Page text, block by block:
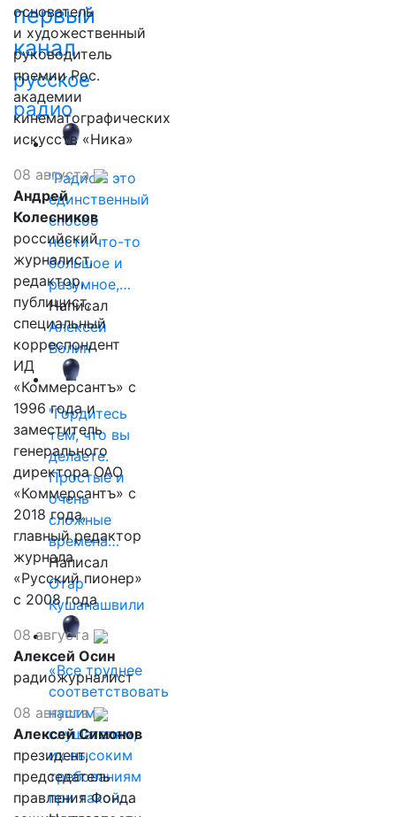
первый
канал
русское
радио
"Радио - это
единственный
способ
нести что-то
большое и
разумное,…
Написал
Алексей
Волин
"Гордитесь
тем, что вы
делаете.
Простые и
очень
сложные
времена…
Написал
Отар
Кушанашвили
«Все труднее
соответствовать
нашим
слушателям,
их высоким
требованиям
при такой…
основатель
и художественный
руководитель
премии Рос.
академии
кинематографических
искусств «Ника»
08 августа
Андрей
Колесников
российский
журналист,
редактор,
публицист,
специальный
корреспондент
ИД
«Коммерсантъ» с
1996 года и
заместитель
генерального
директора ОАО
«Коммерсантъ» с
2018 года,
главный редактор
журнала
«Русский пионер»
с 2008 года
08 августа
Алексей Осин
радиожурналист
08 августа
Алексей Симонов
президент,
председатель
правления Фонда